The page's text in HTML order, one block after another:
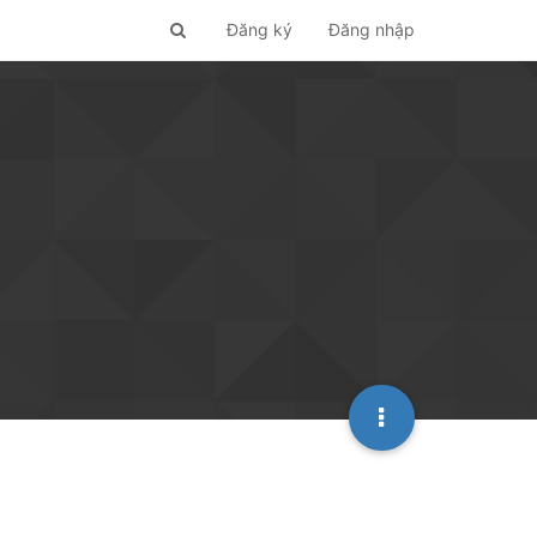
Đăng ký Đăng nhập